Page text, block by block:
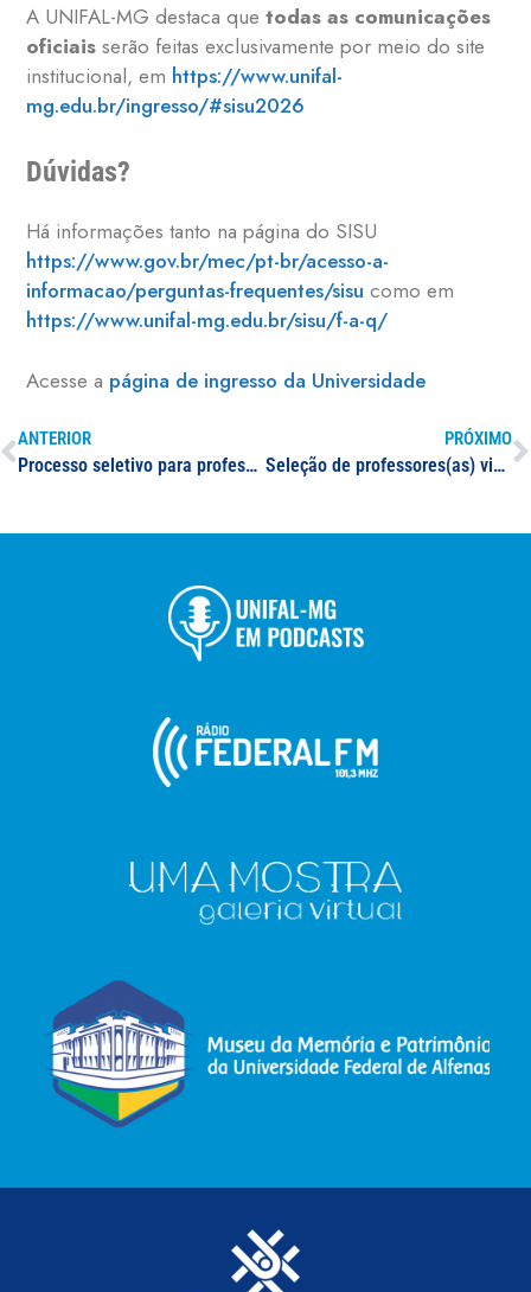
A UNIFAL-MG destaca quetodas as comunicações
oficiais serão feitas exclusivamente por meio do site
institucional, em https://www.unifal-
mg.edu.br/ingresso/#sisu2026
Dúvidas?
Há informações tanto na página do SISU
https://www.gov.br/mec/pt-br/acesso-a-
informacao/perguntas-frequentes/sisu como em
https://www.unifal-mg.edu.br/sisu/f-a-q/
Acesse a página de ingresso da Universidade
ANTERIOR
Processo seletivo para professor(a) substituto(a): na área de atuação em Direito
PRÓXIMO
Seleção de professores(as) visitantes e visitantes estrangeiros(as) para programas de pós-graduação (várias áreas)